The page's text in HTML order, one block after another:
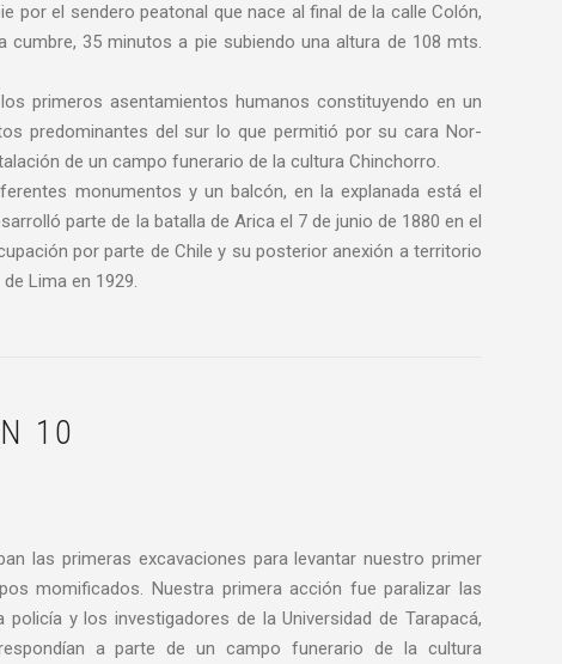
por el sendero peatonal que nace al final de la calle Colón,
35 minutos a pie subiendo una altura de 108 mts.
primeros asentamientos humanos constituyendo en un
predominantes del sur lo que permitió por su cara Nor-
de un campo funerario de la cultura Chinchorro.
monumentos y un balcón, en la explanada está el
parte de la batalla de Arica el 7 de junio de 1880 en el
por parte de Chile y su posterior anexión a territorio
Lima en 1929.
10
las primeras excavaciones para levantar nuestro primer
momificados. Nuestra primera acción fue paralizar las
y los investigadores de la Universidad de Tarapacá,
a parte de un campo funerario de la cultura